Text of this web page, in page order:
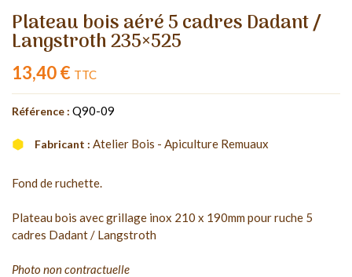
Plateau bois aéré 5 cadres Dadant /
Langstroth 235×525
13,40 € TTC
Référence : Q90-09
Fabricant : Atelier Bois - Apiculture Remuaux
Fond de ruchette.
Plateau bois avec grillage inox 210 x 190mm pour ruche 5
cadres Dadant / Langstroth
Photo non contractuelle